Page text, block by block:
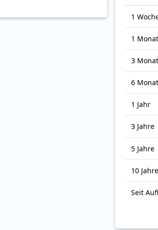
1
1 Monat
3
6
1 Jahr
3 Jahre
5 Jahre
10 Jahre
Seit